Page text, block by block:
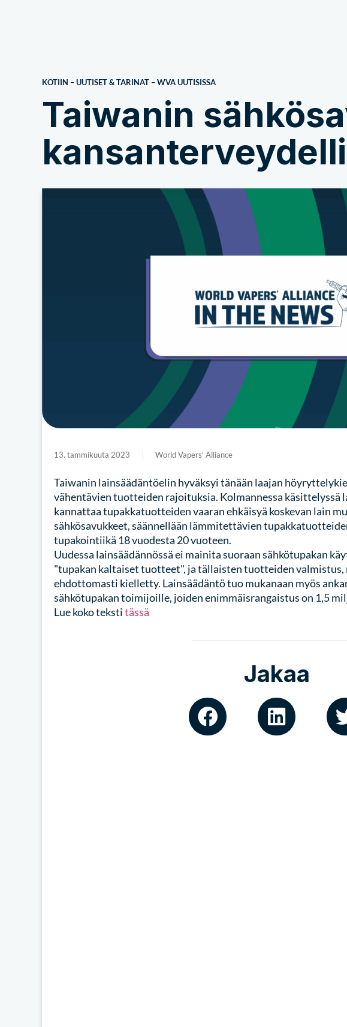
KOTIIN –UUTISET & TARINAT –WVA UUTISISSA
Taiwanin
13. tammikuuta 2023 World Vapers' Alliance
Taiwanin lainsäädäntöelin hyväksyi tänään laajan
vähentävien tuotteiden rajoituksia. Kolmannessa käsittelyssä
kannattaa tupakkatuotteiden vaaran ehkäisyä koskevan lain
sähkösavukkeet, säännellään lämmitettävien
tupakointiikä 18 vuodesta 20 vuoteen.
Uudessa lainsäädännössä ei mainita suoraan sähkötupakan
"tupakan kaltaiset tuotteet", ja tällaisten tuotteiden
ehdottomasti kielletty. Lainsäädäntö tuo mukanaan myös
sähkötupakan toimijoille, joiden enimmäisrangaistus on 1,5
Lue koko tekstitässä
Jakaa